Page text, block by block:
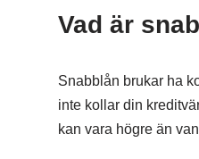
Vad är
Snabblån brukar ha
inte kollar din
kan vara högre än